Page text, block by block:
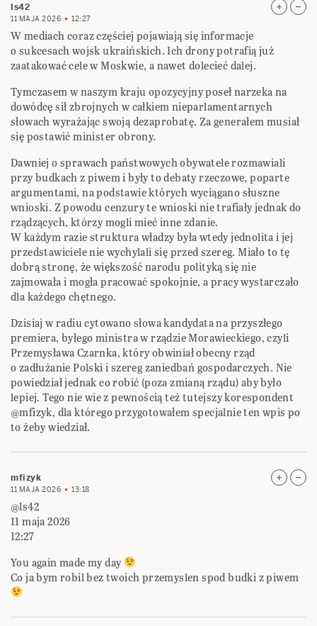
ls42
11 MAJA 2026 12:27
W mediach coraz częściej pojawiają się informacje
o sukcesach wojsk ukraińskich. Ich drony potrafią już
zaatakować cele w Moskwie, a nawet dolecieć dalej.
Tymczasem w naszym kraju opozycyjny poseł narzeka na
dowódcę sił zbrojnych w całkiem nieparlamentarnych
słowach wyrażając swoją dezaprobatę. Za generałem musiał
się postawić minister obrony.
Dawniej o sprawach państwowych obywatele rozmawiali
przy budkach z piwem i były to debaty rzeczowe, poparte
argumentami, na podstawie których wyciągano słuszne
wnioski. Z powodu cenzury te wnioski nie trafiały jednak do
rządzących, którzy mogli mieć inne zdanie.
W każdym razie struktura władzy była wtedy jednolita i jej
przedstawiciele nie wychylali się przed szereg. Miało to tę
dobrą stronę, że większość narodu polityką się nie
zajmowała i mogła pracować spokojnie, a pracy wystarczało
dla każdego chętnego.
Dzisiaj w radiu cytowano słowa kandydata na przyszłego
premiera, byłego ministra w rządzie Morawieckiego, czyli
Przemysława Czarnka, który obwiniał obecny rząd
o zadłużanie Polski i szereg zaniedbań gospodarczych. Nie
powiedział jednak co robić (poza zmianą rządu) aby było
lepiej. Tego nie wie z pewnością też tutejszy korespondent
@mfizyk, dla którego przygotowałem specjalnie ten wpis po
to żeby wiedział.
mfizyk
11 MAJA 2026 13:18
@ls42
11 maja 2026
12:27
You again made my day
Co ja bym robil bez twoich przemyslen spod budki z piwem